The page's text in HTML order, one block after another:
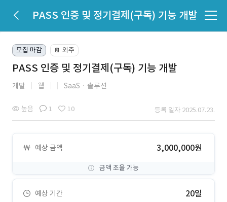
PASS 인증 및 정기결제(구독) 기능 개발
모집 마감 📔 외주
PASS 인증 및 정기결제(구독) 기능 개발
개발 웹 SaaSㆍ솔루션
높음 1 10 등록 일자 2025.07.23.
예상 금액 3,000,000원
금액 조율 가능
예상 기간 20일